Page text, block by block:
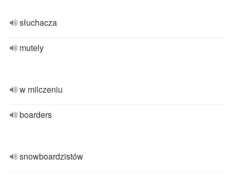
słuchacza
mutely
w milczeniu
boarders
snowboardzistów